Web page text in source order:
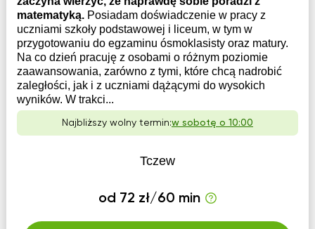
matematyką. Posiadam doświadczenie w pracy z
uczniami szkoły podstawowej i liceum, w tym w
przygotowaniu do egzaminu ósmoklasisty oraz matury.
Na co dzień pracuję z osobami o różnym poziomie
zaawansowania, zarówno z tymi, które chcą nadrobić
zaległości, jak i z uczniami dążącymi do wysokich
wyników. W trakci...
Najbliższy wolny termin:w sobotę o 10:00
Tczew
od 72 zł/60 min